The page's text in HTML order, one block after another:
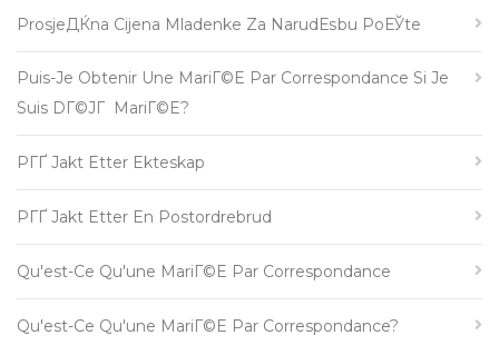
ProsjeДЌna Cijena Mladenke Za NarudЕѕbu PoЕЎte
Puis-Je Obtenir Une MariГ©e Par Correspondance Si Je
Suis DГ©jГ MariГ©e?
PГҐ Jakt Etter Ekteskap
PГҐ Jakt Etter En Postordrebrud
Qu'est-Ce Qu'une MariГ©e Par Correspondance
Qu'est-Ce Qu'une MariГ©e Par Correspondance?